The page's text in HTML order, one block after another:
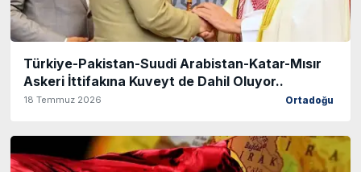
Türkiye-Pakistan-Suudi Arabistan-Katar-Mısır
Askeri İttifakına Kuveyt de Dahil Oluyor..
18 Temmuz 2026 Ortadoğu